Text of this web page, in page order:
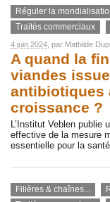
Réguler la
Traités commerciaux
4 juin 2024 , par Mathilde
A quand la
viandes
antibiotiques
croissance ?
L’Institut Veblen publie
effective de la mesure
essentielle pour la
Filières & chaînes...